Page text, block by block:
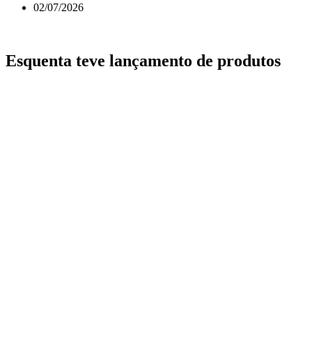
02/07/2026
Esquenta teve lançamento de produtos